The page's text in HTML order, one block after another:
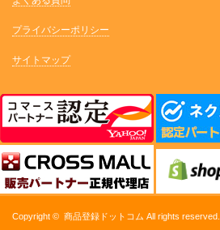
プライバシーポリシー
サイトマップ
Copyright © 商品登録ドットコム All rights reserved.